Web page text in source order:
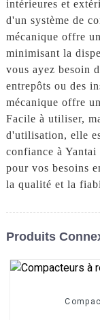
intérieures et
d'un système de
mécanique offre
minimisant la
vous ayez besoin
entrepôts ou des
mécanique offre
Facile à utiliser,
d'utilisation, elle
confiance à
pour vos besoins
la qualité et la
Produits